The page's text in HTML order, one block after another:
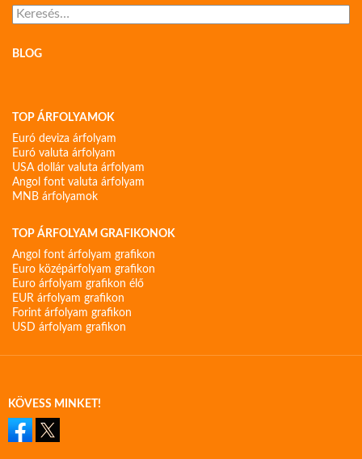
Keresés:
BLOG
TOP ÁRFOLYAMOK
Euró deviza árfolyam
Euró valuta árfolyam
USA dollár valuta árfolyam
Angol font valuta árfolyam
MNB árfolyamok
TOP ÁRFOLYAM GRAFIKONOK
Angol font árfolyam grafikon
Euro középárfolyam grafikon
Euro árfolyam grafikon élő
EUR árfolyam grafikon
Forint árfolyam grafikon
USD árfolyam grafikon
KÖVESS MINKET!